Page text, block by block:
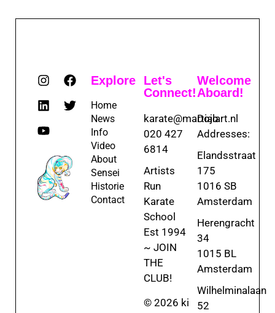
Explore
Home
News
Info
Video
About
Sensei
Historie
Contact
Let's
Connect!
karate@martialart.nl
020 427
6814
Artists
Run
Karate
School
Est 1994
~ JOIN
THE
CLUB!
© 2026 ki
Welcome
Aboard!
Dojo
Addresses:
Elandsstraat
175
1016 SB
Amsterdam
Herengracht
34
1015 BL
Amsterdam
Wilhelminalaan
52